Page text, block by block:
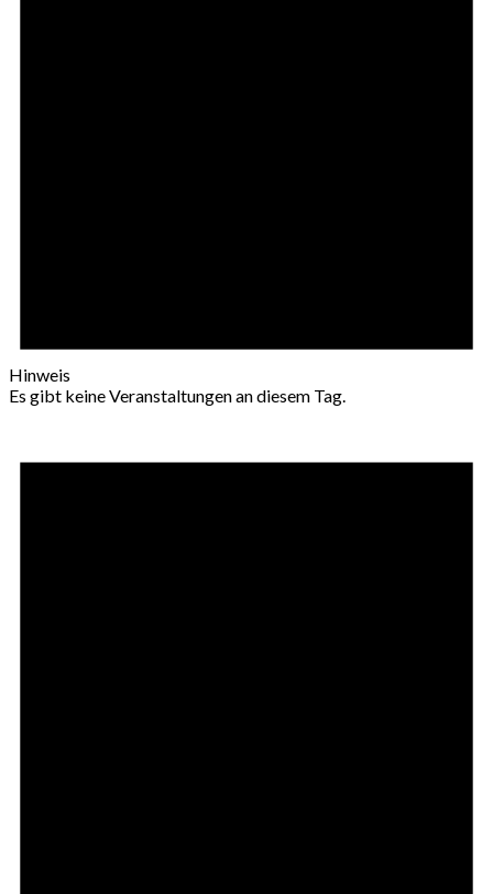
Hinweis
Es gibt keine Veranstaltungen an diesem Tag.